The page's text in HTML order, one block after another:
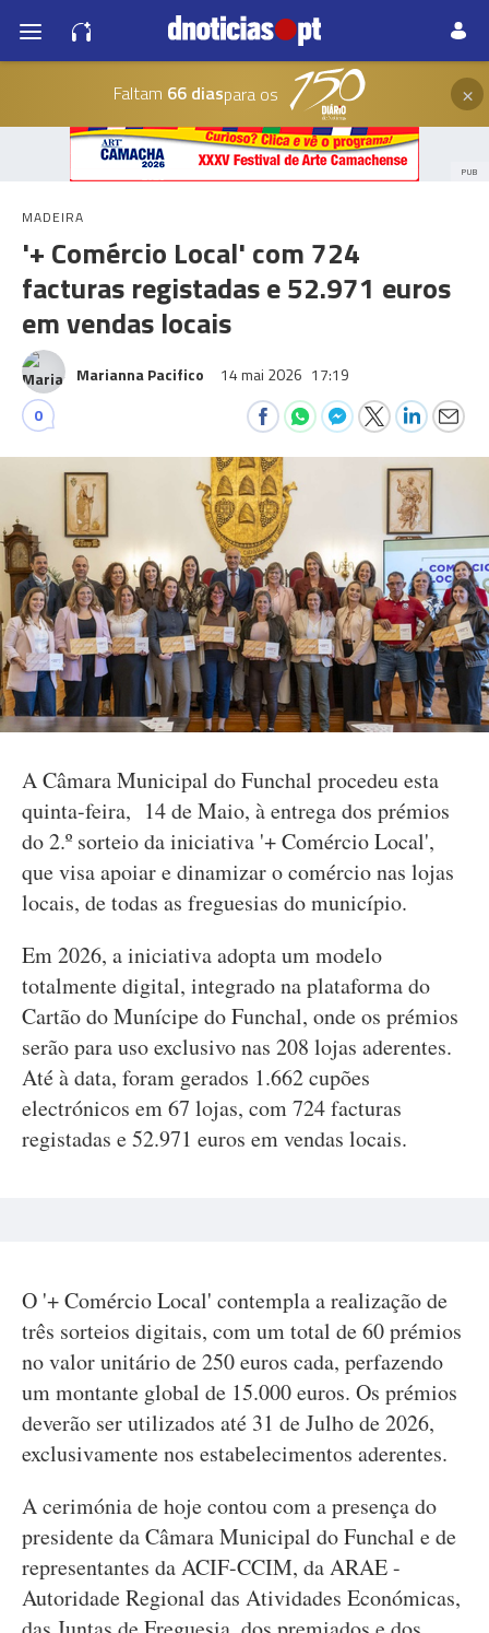
Faltam 66 diaspara os ×
PUB
MADEIRA
'+ Comércio Local' com 724
facturas registadas e 52.971 euros
em vendas locais
Marianna Pacifico 14 mai 2026 17:19
0
A Câmara Municipal do Funchal procedeu esta
quinta-feira, 14 de Maio, à entrega dos prémios
do 2.º sorteio da iniciativa '+ Comércio Local',
que visa apoiar e dinamizar o comércio nas lojas
locais, de todas as freguesias do município.
Em 2026, a iniciativa adopta um modelo
totalmente digital, integrado na plataforma do
Cartão do Munícipe do Funchal, onde os prémios
serão para uso exclusivo nas 208 lojas aderentes.
Até à data, foram gerados 1.662 cupões
electrónicos em 67 lojas, com 724 facturas
registadas e 52.971 euros em vendas locais.
O '+ Comércio Local' contempla a realização de
três sorteios digitais, com um total de 60 prémios
no valor unitário de 250 euros cada, perfazendo
um montante global de 15.000 euros. Os prémios
deverão ser utilizados até 31 de Julho de 2026,
exclusivamente nos estabelecimentos aderentes.
A cerimónia de hoje contou com a presença do
presidente da Câmara Municipal do Funchal e de
representantes da ACIF-CCIM, da ARAE -
Autoridade Regional das Atividades Económicas,